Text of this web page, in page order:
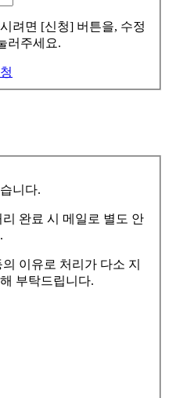
려면 [신청] 버튼을, 수정
러주세요.
니다.
완료 시 메일로 별도 안
이유로 처리가 다소 지
부탁드립니다.